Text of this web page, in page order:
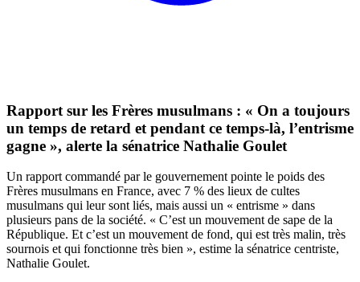
Rapport sur les Frères musulmans : « On a toujours
un temps de retard et pendant ce temps-là, l’entrisme
gagne », alerte la sénatrice Nathalie Goulet
Un rapport commandé par le gouvernement pointe le poids des
Frères musulmans en France, avec 7 % des lieux de cultes
musulmans qui leur sont liés, mais aussi un « entrisme » dans
plusieurs pans de la société. « C’est un mouvement de sape de la
République. Et c’est un mouvement de fond, qui est très malin, très
sournois et qui fonctionne très bien », estime la sénatrice centriste,
Nathalie Goulet.